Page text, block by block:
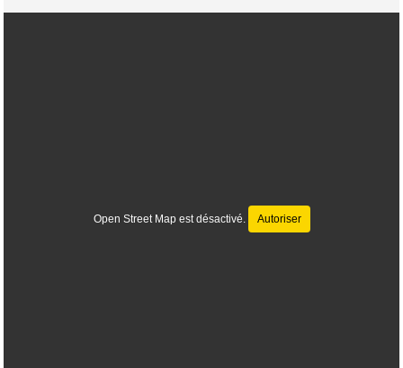
Open Street Map est désactivé. Autoriser